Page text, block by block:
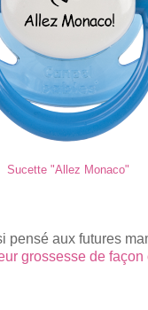
Sucette "Allez Monaco"
pensé aux futures
grossesse de